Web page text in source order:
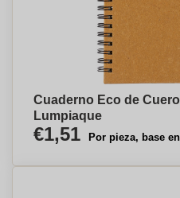
Cuaderno Eco de
Lumpiaque
€1,51 Por pieza, base